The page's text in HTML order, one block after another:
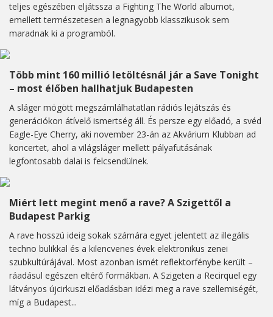
teljes egészében eljátssza a Fighting The World albumot,
emellett természetesen a legnagyobb klasszikusok sem
maradnak ki a programból.
Több mint 160 millió letöltésnál jár a Save Tonight
– most élőben hallhatjuk Budapesten
A sláger mögött megszámlálhatatlan rádiós lejátszás és
generációkon átívelő ismertség áll. És persze egy előadó, a svéd
Eagle-Eye Cherry, aki november 23-án az Akvárium Klubban ad
koncertet, ahol a világsláger mellett pályafutásának
legfontosabb dalai is felcsendülnek.
Miért lett megint menő a rave? A Szigettől a
Budapest Parkig
A rave hosszú ideig sokak számára egyet jelentett az illegális
techno bulikkal és a kilencvenes évek elektronikus zenei
szubkultúrájával. Most azonban ismét reflektorfénybe került –
ráadásul egészen eltérő formákban. A Szigeten a Recirquel egy
látványos újcirkuszi előadásban idézi meg a rave szellemiségét,
míg a Budapest...